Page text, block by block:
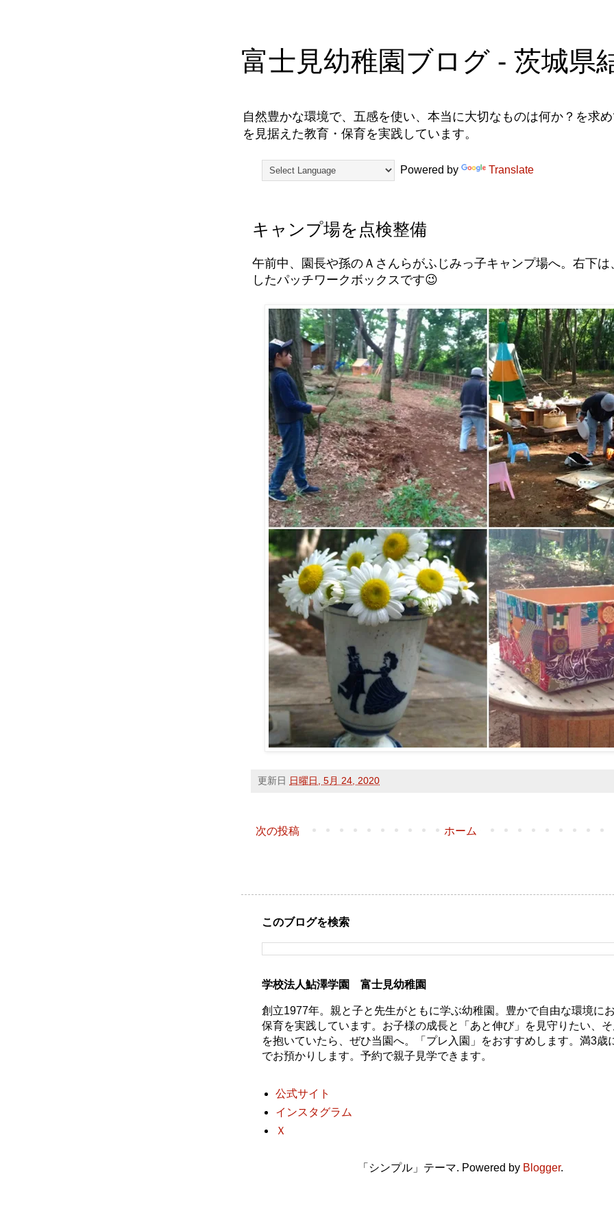
富士見幼稚園ブログ - 茨城県
自然豊かな環境で、五感を使い、本当に大切なものは何か？を求
を見据えた教育・保育を実践しています。
Powered by Translate
キャンプ場を点検整備
午前中、園長や孫のＡさんらがふじみっ子キャンプ場へ。右下は
したパッチワークボックスです😉
更新日 日曜日, 5月 24, 2020
次の投稿 ホーム
このブログを検索
学校法人鮎澤学園 富士見幼稚園
創立1977年。親と子と先生がともに学ぶ幼稚園。豊かで自由な環境に
保育を実践しています。お子様の成長と「あと伸び」を見守りたい、
を抱いていたら、ぜひ当園へ。「プレ入園」をおすすめします。満3歳
でお預かりします。予約で親子見学できます。
公式サイト
インスタグラム
Ｘ
「シンプル」テーマ. Powered by Blogger.